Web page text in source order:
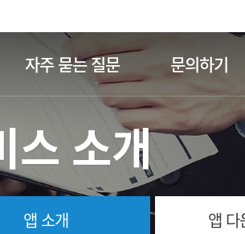
자주 묻는 질문 문의하기
스 소개
앱 소개 앱 다